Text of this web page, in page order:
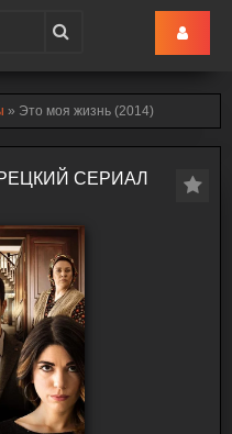
» Это моя жизнь (2014)
СЕРИАЛ